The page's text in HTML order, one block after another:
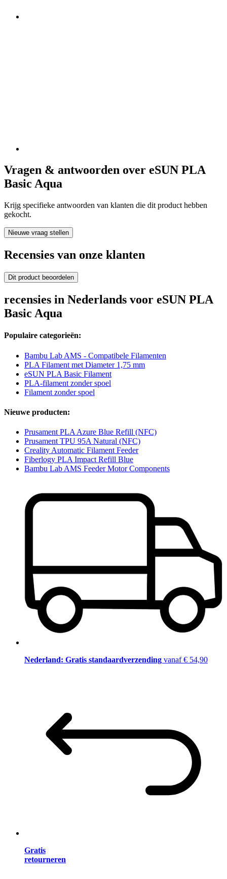
Vragen & antwoorden over eSUN PLA
Basic Aqua
Krijg specifieke antwoorden van klanten die dit product hebben
gekocht.
Nieuwe vraag stellen
Recensies van onze klanten
Dit product beoordelen
recensies in Nederlands voor eSUN PLA
Basic Aqua
Populaire categorieën:
Bambu Lab AMS - Compatibele Filamenten
PLA Filament met Diameter 1,75 mm
eSUN PLA Basic Filament
PLA-filament zonder spoel
Filament zonder spoel
Nieuwe producten:
Prusament PLA Azure Blue Refill (NFC)
Prusament TPU 95A Natural (NFC)
Creality Automatic Filament Feeder
Fiberlogy PLA Impact Refill Blue
Bambu Lab AMS Feeder Motor Components
Nederland: Gratis standaardverzending vanaf € 54,90
Gratis
retourneren